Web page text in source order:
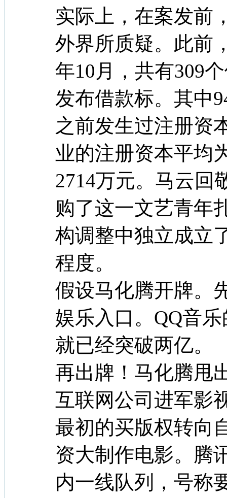
实际上，在案发前
外界所质疑。此前
年10月，共有309
发布借款标。其中
之前发生过注册资
业的注册资本平均
2714万元。马云回
购了这一文艺青年
构调整中独立成立
程度。
假设马化腾开牌。
娱乐入口。QQ音
就已经突破两亿。
再出牌！马化腾甩
互联网公司进军影
最初的买版权转向
资大制作电影。腾
内一线队列，号称